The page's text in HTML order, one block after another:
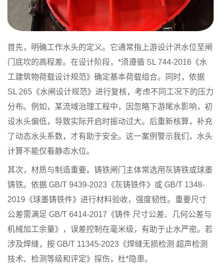
首先，明确工作水头的定义。它通常指上游设计洪水位至闸
门底坎的高程差。在设计阶段，*须遵循 SL 744-2016《水
工建筑物荷载设计规范》确定基本荷载组合。同时，依据
SL 265《水闸设计规范》进行复核，考虑不同工况下的压力
分布。例如，某流域治理工程中，因忽略下游尾水影响，初
设水头偏低，导致实际开启时振动过大。后重新核算，补充
了动态水头系数，才有助于安全。这一案例警示我们，水头
计算不能仅看静态水位。
其次，材质与制造重要。铸铁闸门主体常选用灰铸铁或球墨
铸铁。依据 GB/T 9439-2023《灰铸铁件》或 GB/T 1348-
2019《球墨铸铁件》进行材料验收，强度韧性。重要尺寸
公差需满足 GB/T 6414-2017《铸件 尺寸公差、几何公差与
机械加工余量》，误差控制在毫米级，有助于止水严密。若
涉及焊缝，按 GB/T 11345-2023《焊缝无损检测 超声检测
技术、检测等级和评定》探伤，杜*隐患。